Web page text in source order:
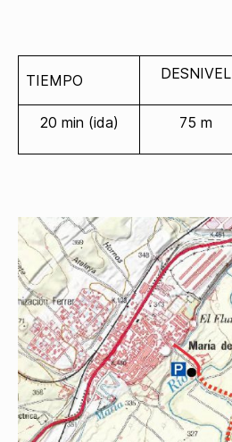
TIEMPO DESNIVEL
20 min (ida) 75 m